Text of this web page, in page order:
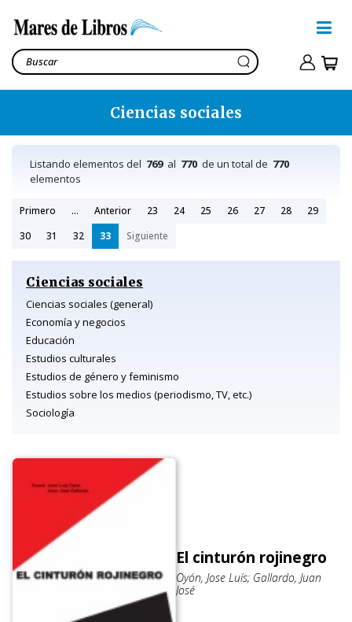
Ciencias sociales
Listando elementos del 769al 770 de un total de 770
elementos
Primero ... Anterior 23 24 25 26 27 28
29
30
31 32 33 Siguiente
Ciencias sociales
Ciencias sociales (general)
Economía y negocios
Educación
Estudios culturales
Estudios de género y feminismo
Estudios sobre los medios (periodismo, TV, etc.)
Sociología
El cinturón rojinegro
Oyón, Jose Luís; Gallardo, Juan
José